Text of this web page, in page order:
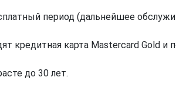
период (дальнейшее
кредитная карта Mastercard Gold и
до 30 лет.